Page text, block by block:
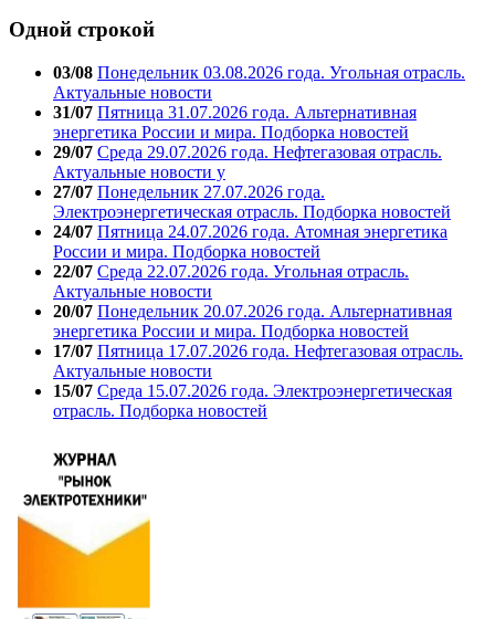
Одной строкой
03/08 Понедельник 03.08.2026 года. Угольная отрасль.
Актуальные новости
31/07 Пятница 31.07.2026 года. Альтернативная
энергетика России и мира. Подборка новостей
29/07 Среда 29.07.2026 года. Нефтегазовая отрасль.
Актуальные новости у
27/07 Понедельник 27.07.2026 года.
Электроэнергетическая отрасль. Подборка новостей
24/07 Пятница 24.07.2026 года. Атомная энергетика
России и мира. Подборка новостей
22/07 Среда 22.07.2026 года. Угольная отрасль.
Актуальные новости
20/07 Понедельник 20.07.2026 года. Альтернативная
энергетика России и мира. Подборка новостей
17/07 Пятница 17.07.2026 года. Нефтегазовая отрасль.
Актуальные новости
15/07 Среда 15.07.2026 года. Электроэнергетическая
отрасль. Подборка новостей